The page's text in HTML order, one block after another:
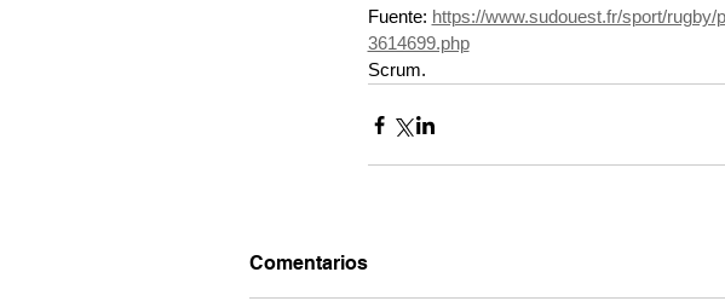
Fuente: https://www.sudouest.fr/sport/
3614699.php
Scrum.
Comentarios